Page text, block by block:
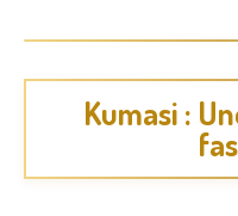
Kumasi :